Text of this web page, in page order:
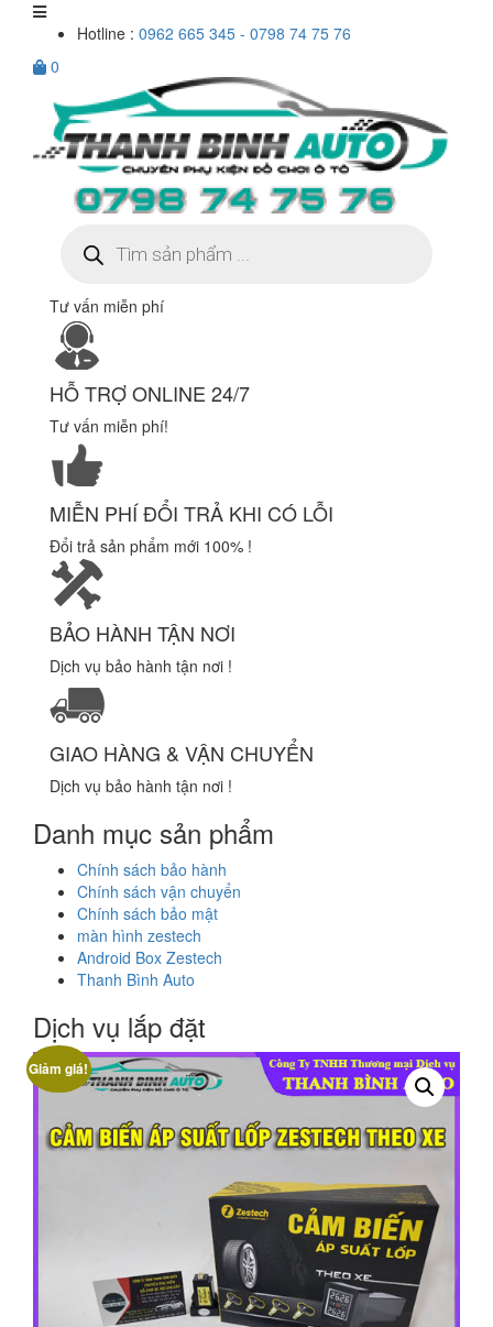
Hotline : 0962 665 345 - 0798 74 75 76
0
kiếm
sản
Tư vấn miễn phí
HỖ TRỢ ONLINE 24/7
Tư vấn miễn phí!
MIỄN PHÍ ĐỔI TRẢ KHI CÓ LỖI
Đổi trả sản phẩm mới 100% !
BẢO HÀNH TẬN NƠI
Dịch vụ bảo hành tận nơi !
GIAO HÀNG & VẬN CHUYỂN
Dịch vụ bảo hành tận nơi !
Danh mục sản phẩm
Chính sách bảo hành
Chính sách vận chuyển
Chính sách bảo mật
màn hình zestech
Android Box Zestech
Thanh Bình Auto
Dịch vụ lắp đặt
Giảm giá!